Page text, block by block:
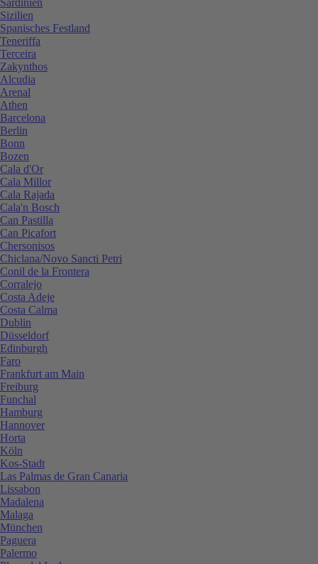
Sizilien
Spanisches Festland
Teneriffa
Terceira
Zakynthos
Alcudia
Arenal
Athen
Barcelona
Berlin
Bonn
Bozen
Cala d'Or
Cala Millor
Cala Rajada
Cala'n Bosch
Can Pastilla
Can Picafort
Chersonisos
Chiclana/Novo Sancti Petri
Conil de la Frontera
Corralejo
Costa Adeje
Costa Calma
Dublin
Düsseldorf
Edinburgh
Faro
Frankfurt am Main
Freiburg
Funchal
Hamburg
Hannover
Horta
Köln
Kos-Stadt
Las Palmas de Gran Canaria
Lissabon
Madalena
Malaga
München
Paguera
Palermo